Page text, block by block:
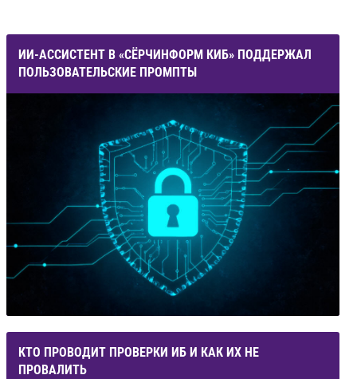
ИИ-АССИСТЕНТ В «СЁРЧИНФОРМ КИБ» ПОДДЕРЖАЛ
ПОЛЬЗОВАТЕЛЬСКИЕ ПРОМПТЫ
КТО ПРОВОДИТ ПРОВЕРКИ ИБ И КАК ИХ НЕ
ПРОВАЛИТЬ